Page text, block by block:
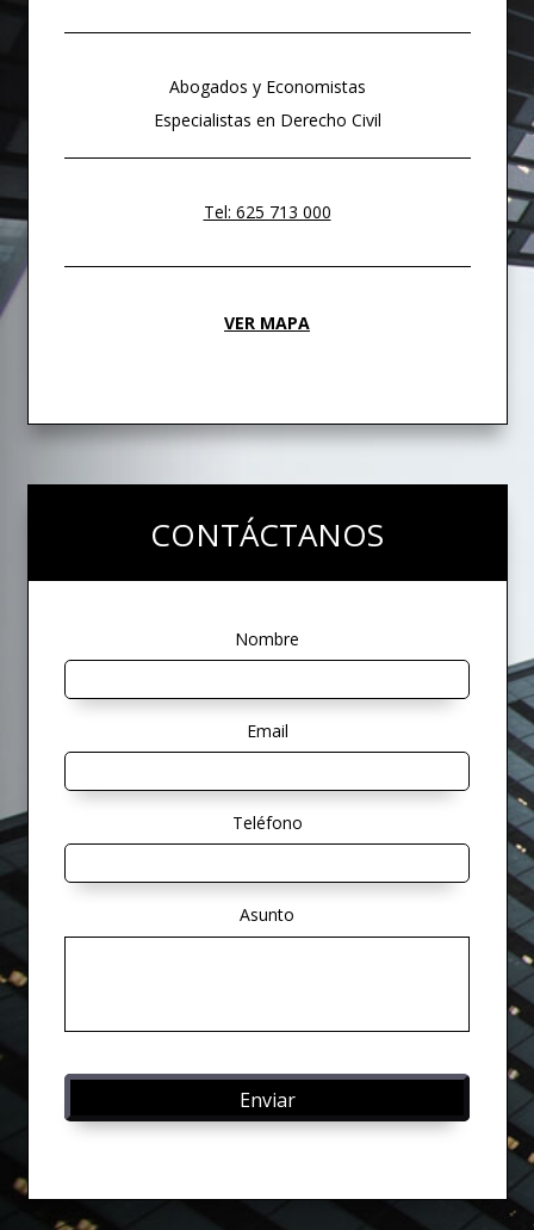
Abogados y Economistas
Especialistas en Derecho Civil
Tel: 625 713 000
VER MAPA
CONTÁCTANOS
Nombre
Email
Teléfono
Asunto